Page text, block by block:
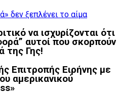
να ισχυρίζονται ότι
αυτοί που σκορπούν
της Γης!
Επιτροπής Ειρήνης με
αμερικανικού